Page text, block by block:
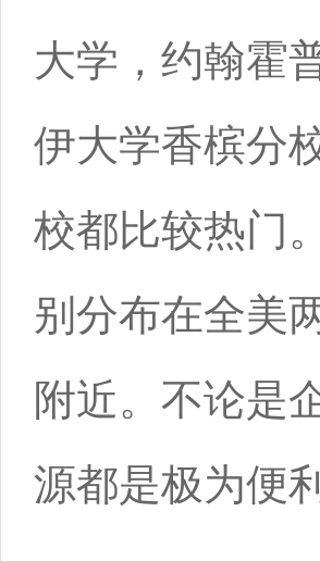
大学，约翰霍
伊大学香槟分
校都比较热门
别分布在全美
附近。不论是
源都是极为便